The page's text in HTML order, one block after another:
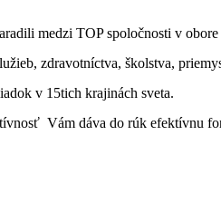
medzi TOP spoločnosti v
zdravotníctva, školstva,
v 15tich krajinách sveta.
Vám dáva do rúk efektívnu